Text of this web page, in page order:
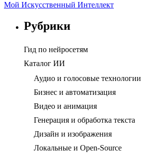
Мой Искусственный Интеллект
Рубрики
Гид по нейросетям
Каталог ИИ
Аудио и голосовые технологии
Бизнес и автоматизация
Видео и анимация
Генерация и обработка текста
Дизайн и изображения
Локальные и Open-Source